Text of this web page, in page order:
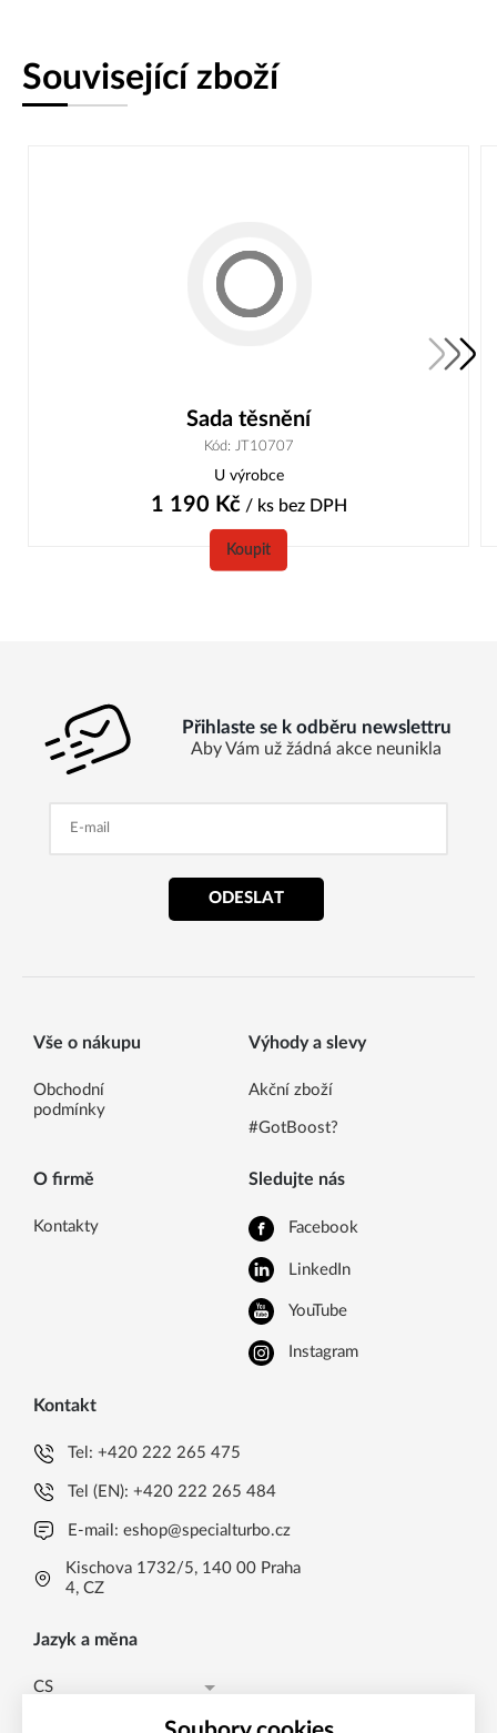
Související zboží
Sada těsnění
Kód: JT10707
U výrobce
1 190 Kč/ ks bez DPH
Koupit
Přihlaste se k odběru newslettru
Aby Vám už žádná akce neunikla
ODESLAT
Vše o nákupu
Obchodní
podmínky
Výhody a slevy
Akční zboží
#GotBoost?
O firmě
Kontakty
Sledujte nás
Facebook
LinkedIn
YouTube
Instagram
Kontakt
Tel:+420 222 265 475
Tel (EN):+420 222 265 484
E-mail:eshop@specialturbo.cz
Kischova 1732/5, 140 00 Praha
4, CZ
Jazyk a měna
CS
Česká koruna CZK (Kč)